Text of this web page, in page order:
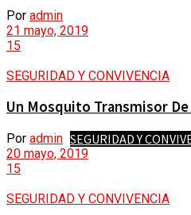
SECCIONES
POLÍTICA
SEGURIDAD Y
REVISTA DE PRENSA
GESTIÓN SOCIAL
CALIDAD DE VIDA
CULTURA Y DIVERSIDAD
Por admin
21 mayo, 2019
15
SEGURIDAD Y CONVIVENCIA
Un Mosquito Transmisor
Por admin
20 mayo, 2019
15
SEGURIDAD Y CONVIVENCIA